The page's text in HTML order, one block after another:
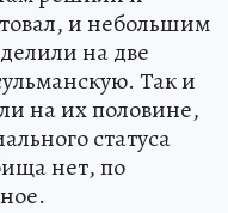
и небольшим
на две
Так и
на их половине,
статуса
нет, по